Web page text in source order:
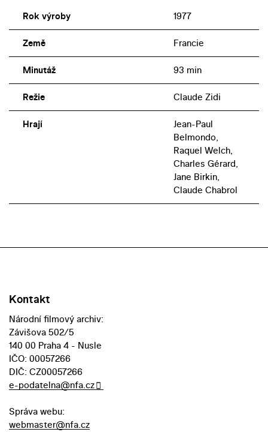
Rok výroby 1977
Země Francie
Minutáž 93 min
Režie Claude Zidi
Hrají
Jean-Paul
Belmondo,
Raquel Welch,
Charles Gérard,
Jane Birkin,
Claude Chabrol
Kontakt
Národní filmový archiv:
Závišova 502/5
140 00 Praha 4 - Nusle
IČO: 00057266
DIČ: CZ00057266
e-podatelna@nfa.cz
Správa webu:
webmaster@nfa.cz